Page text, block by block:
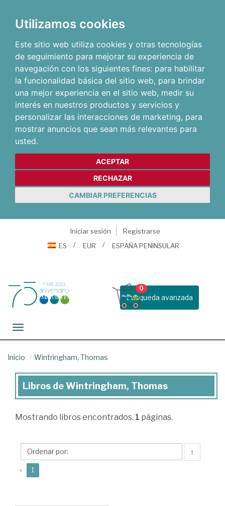
Utilizamos cookies
Este sitio web utiliza cookies y otras tecnologías
de seguimiento para mejorar su experiencia de
navegación con los siguientes fines: para habilitar
la funcionalidad básica del sitio web, para brindar
una mejor experiencia en el sitio web, medir su
interés en nuestros productos y servicios y
personalizar las interacciones de marketing, para
mostrar anuncios que sean más relevantes para
usted.
ACEPTAR
RECHAZAR
CAMBIAR PREFERENCIAS
Iniciar sesión
Registrarse
ES
EUR ESPAÑA PENINSULAR
Busqueda avanzada
0
Toggle navigation
Inicio Wintringham, Thomas
Libros
Wintringham,
Libros de Wintringham, Thomas
Mostrando libros encontrados. 1 páginas.
↑
« 1